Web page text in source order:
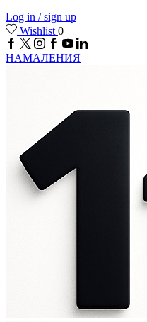
Log in / sign up
Wishlist 0
НАМАЛЕНИЯ